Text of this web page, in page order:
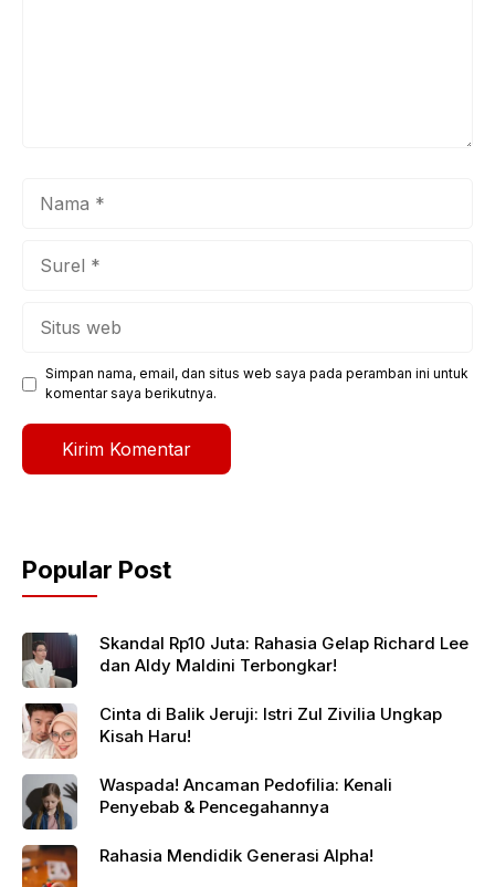
Simpan nama, email, dan situs web saya pada peramban ini untuk
komentar saya berikutnya.
Popular Post
Skandal Rp10 Juta: Rahasia Gelap Richard Lee
dan Aldy Maldini Terbongkar!
Cinta di Balik Jeruji: Istri Zul Zivilia Ungkap
Kisah Haru!
Waspada! Ancaman Pedofilia: Kenali
Penyebab & Pencegahannya
Rahasia Mendidik Generasi Alpha!